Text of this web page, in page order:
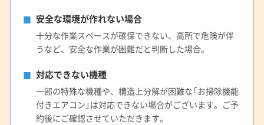
安全な環境が作れない場合
十分な作業スペースが確保できない、高所で危険が伴
うなど、安全な作業が困難だと判断した場合。
対応できない機種
一部の特殊な機種や、構造上分解が困難な「お掃除機能
付きエアコン」は対応できない場合がございます。ご予
約後にご確認させていただきます。